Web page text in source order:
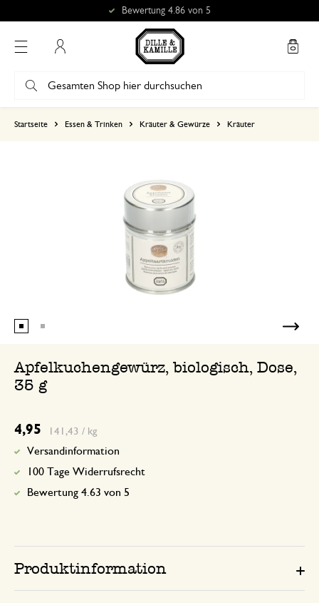
Bewertung 4.86 von 5
Startseite Essen & Trinken Kräuter & Gewürze Kräuter
Apfelkuchengewürz, biologisch, Dose,
35 g
4,95 141,43 / kg
Versandinformation
100 Tage Widerrufsrecht
Bewertung 4.63 von 5
Produktinformation